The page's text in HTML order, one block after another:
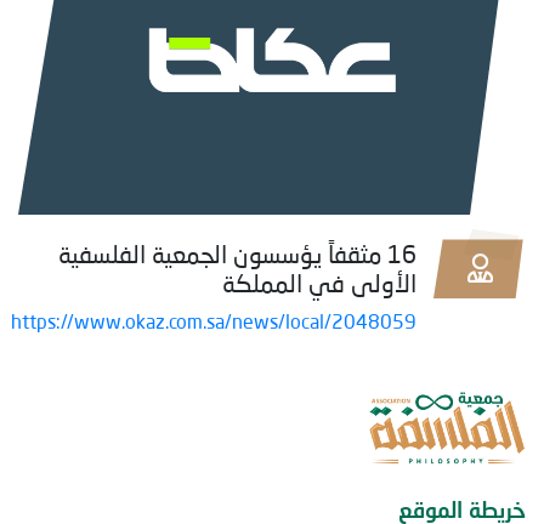
16 مثقفاً يؤسسون الجمعية الفلسفية
الأولى في المملكة
https://www.okaz.com.sa/news/local/2048059
خريطة الموقع